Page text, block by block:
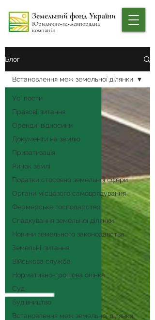
Земельний фонд України
Юридично-землевпорядна
компанія
Блог
Усі пости
Правові питання
Орендні відносини
Документи на землю
Приватизація
Ринок землі
Податки стосовно земельної сфери
Органи місцевого самоврядування
Фермерське господарство
Спадкування земельної ділянки
Новини земельного законодавства
Земельні питання
Військова служба
Нормативно-грошова оцінка
Суд
Будівництво
Встановлення меж земельної ділянки
Встановлення меж земельної ділянки